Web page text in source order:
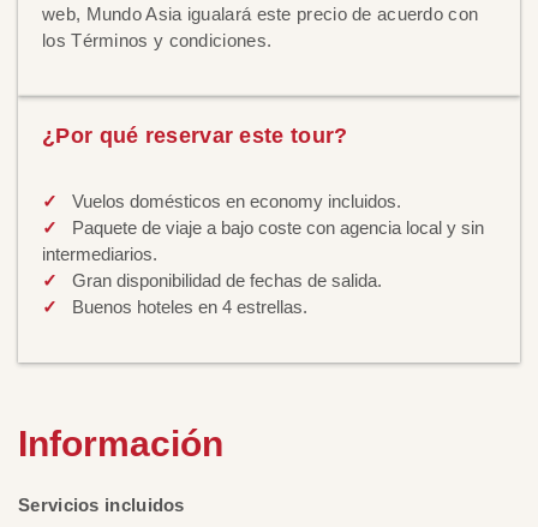
web, Mundo Asia igualará este precio de acuerdo con
los Términos y condiciones.
¿Por qué reservar este tour?
Vuelos domésticos en economy incluidos.
Paquete de viaje a bajo coste con agencia local y sin
intermediarios.
Gran disponibilidad de fechas de salida.
Buenos hoteles en 4 estrellas.
Información
Servicios incluidos